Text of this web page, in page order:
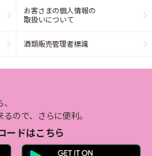
お客さまの個人情報の
取扱いについて
酒類販売管理者標識
ので、さらに便利。
ードはこちら